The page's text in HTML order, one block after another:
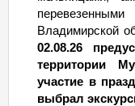
Владимирской
02.08.26
территории
участие в
выбрал